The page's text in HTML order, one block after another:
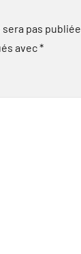
pas publiée.
avec*